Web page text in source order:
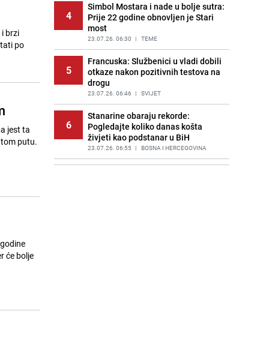
brzi
po
jest ta
putu.
će bolje
15
Uklonite kamenac sa slavina u
kupatilu: Dovoljna je ova smjesa
PRIJE 2 DANA | ŽIVOT I STIL
4
Simbol Mostara i nade u bolje sutra:
Prije 22 godine obnovljen je Stari
most
23.07.26. 06:30 | TEME
5
Francuska: Službenici u vladi dobili
otkaze nakon pozitivnih testova na
drogu
23.07.26. 06:46 | SVIJET
6
Stanarine obaraju rekorde:
Pogledajte koliko danas košta
živjeti kao podstanar u BiH
23.07.26. 06:55 | BOSNA I HERCEGOVINA